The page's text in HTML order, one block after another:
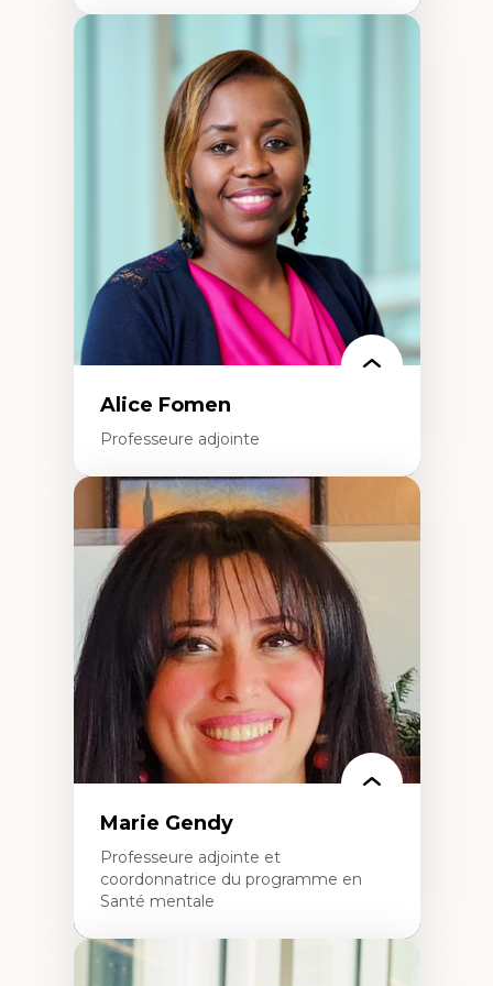
Les apports pédagogiques des théories de
l'affect, du posthumanisme, du féminisme
dans l'éducation aux sciences
L'apprentissage des sciences/STIM dans une
perspective socioécologique de care
L’insertion professionnelle des
enseignant.e.s
Alice Fomen
Professeure adjointe
Expertises
Acceptabilité, acceptation et adoption des
technologies
Technologies d'apprentissage innovantes
Insertion professionnelle du nouveau
personnel enseignant
Construction identitaire en milieu
minoritaire francophone
Technologies éducatives pour la formation
continue
Marie Gendy
Professeure adjointe et
coordonnatrice du programme en
Santé mentale
Expertises